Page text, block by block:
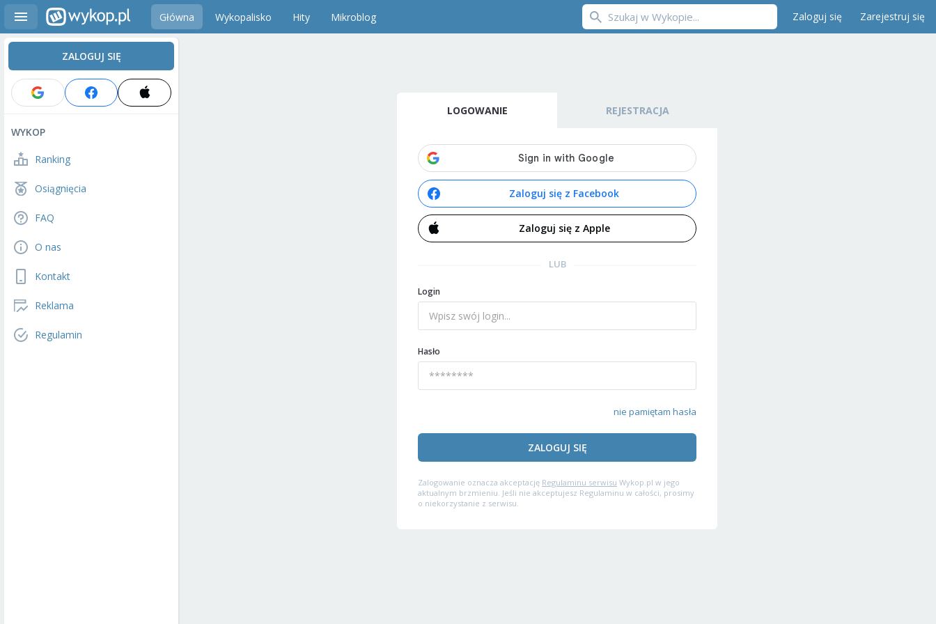
Główna Wykopalisko Hity Mikroblog Zaloguj się Zarejestruj się
ZALOGUJ SIĘ
WYKOP
Ranking
Osiągnięcia
FAQ
O nas
Kontakt
Reklama
Regulamin
LOGOWANIE REJESTRACJA
Zaloguj się z Facebook
Zaloguj się z Apple
LUB
Login
Hasło
nie pamiętam hasła
ZALOGUJ SIĘ
Zalogowanie oznacza akceptację Regulaminu serwisu Wykop.pl w jego
aktualnym brzmieniu. Jeśli nie akceptujesz Regulaminu w całości, prosimy
o niekorzystanie z serwisu.